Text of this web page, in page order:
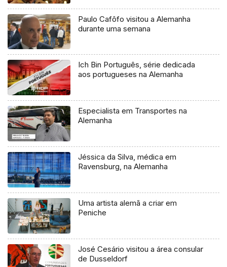
Paulo Cafôfo visitou a Alemanha
durante uma semana
Ich Bin Português, série dedicada
aos portugueses na Alemanha
Especialista em Transportes na
Alemanha
Jéssica da Silva, médica em
Ravensburg, na Alemanha
Uma artista alemã a criar em
Peniche
José Cesário visitou a área consular
de Dusseldorf